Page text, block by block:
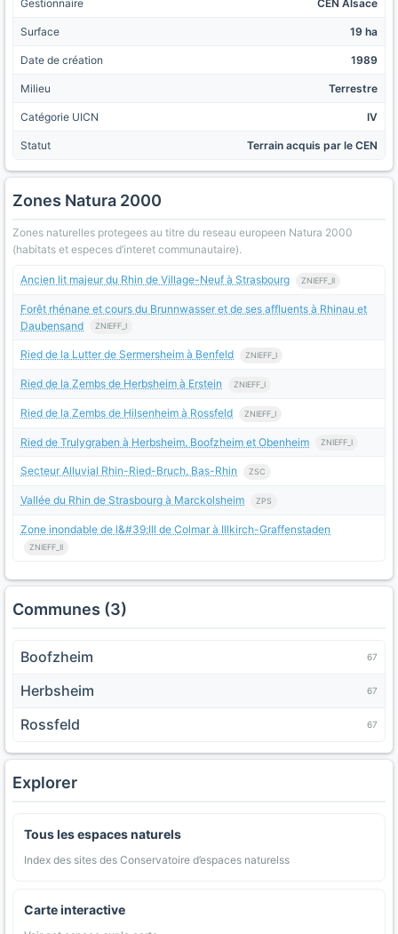
Gestionnaire CEN Alsace
Surface 19 ha
Date de création 1989
Milieu Terrestre
Catégorie UICN IV
Statut Terrain acquis par le CEN
Zones Natura 2000
Zones naturelles protegees au titre du reseau europeen Natura 2000
(habitats et especes d’interet communautaire).
Ancien lit majeur du Rhin de Village-Neuf à Strasbourg ZNIEFF_II
Forêt rhénane et cours du Brunnwasser et de ses affluents à Rhinau et
Daubensand
ZNIEFF_I
Ried de la Lutter de Sermersheim à Benfeld ZNIEFF_I
Ried de la Zembs de Herbsheim à Erstein ZNIEFF_I
Ried de la Zembs de Hilsenheim à Rossfeld ZNIEFF_I
Ried de Trulygraben à Herbsheim, Boofzheim et Obenheim ZNIEFF_I
Secteur Alluvial Rhin-Ried-Bruch, Bas-Rhin ZSC
Vallée du Rhin de Strasbourg à Marckolsheim ZPS
Zone inondable de l&#39;Ill de Colmar à Illkirch-Graffenstaden
ZNIEFF_II
Communes (3)
Boofzheim 67
Herbsheim 67
Rossfeld 67
Explorer
Tous les espaces naturels
Index des sites des Conservatoire d’espaces naturelss
Carte interactive